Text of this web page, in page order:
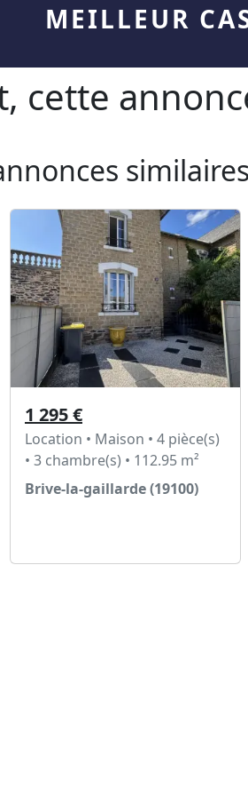
MEILLEUR
cette
1 295 €
Location • Maison • 4 pièce(s)
• 3 chambre(s) • 112.95 m²
Brive-la-gaillarde (19100)